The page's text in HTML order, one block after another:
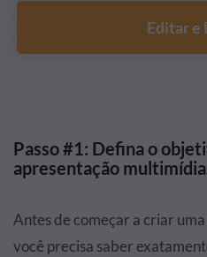
Editar e
Passo #1: Defina o
apresentação
Antes de começar a criar
você precisa saber